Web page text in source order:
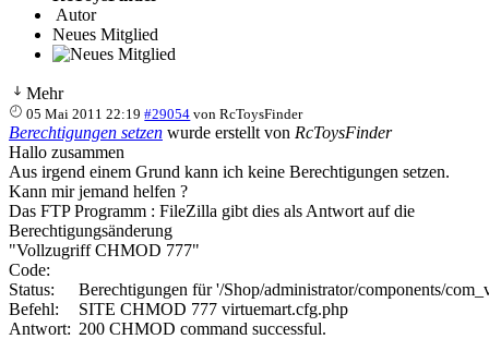
Autor
Neues Mitglied
Mehr
05 Mai 2011 22:19 #29054 vonRcToysFinder
Berechtigungen setzen wurde erstellt von RcToysFinder
Hallo zusammen
Aus irgend einem Grund kann ich keine Berechtigungen setzen.
Kann mir jemand helfen ?
Das FTP Programm : FileZilla gibt dies als Antwort auf die
Berechtigungsänderung
"Vollzugriff CHMOD 777"
Code:
Status:	Berechtigungen für '/Shop/administrator/components/com_virtuemart/virtuemart.cfg.php' werden auf '777' gesetzt
Befehl:	SITE CHMOD 777 virtuemart.cfg.php
Antwort:	200 CHMOD command successful.